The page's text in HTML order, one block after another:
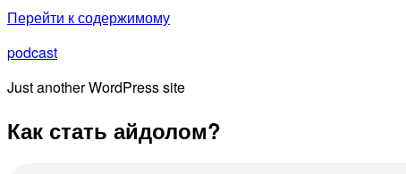
Перейти к содержимому
podcast
Just another WordPress site
Как стать айдолом?